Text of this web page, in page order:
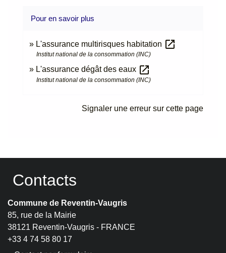
Pour en savoir plus
L'assurance multirisques habitation open_in_new
Institut national de la consommation (INC)
L'assurance dégât des eaux open_in_new
Institut national de la consommation (INC)
Signaler une erreur sur cette page
Contacts
Commune de Reventin-Vaugris
85, rue de la Mairie
38121 Reventin-Vaugris - FRANCE
+33 4 74 58 80 17